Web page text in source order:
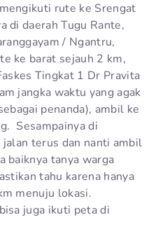
rute ke Srengat
di daerah Tugu Rante,
/ Ngantru,
ke barat sejauh 2 km,
Tingkat 1 Dr Pravita
jangka waktu yang agak
penanda), ambil ke
Sesampainya di
terus dan nanti ambil
baiknya tanya warga
tahu karena hanya
menuju lokasi.
juga ikuti peta di